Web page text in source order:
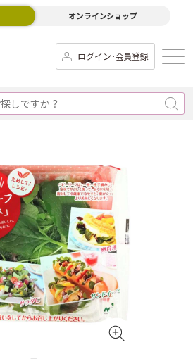
オンラインショップ
ログイン･会員登録